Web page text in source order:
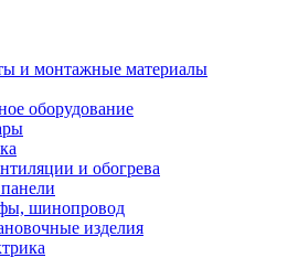
и монтажные материалы
оборудование
и обогрева
шинопровод
изделия